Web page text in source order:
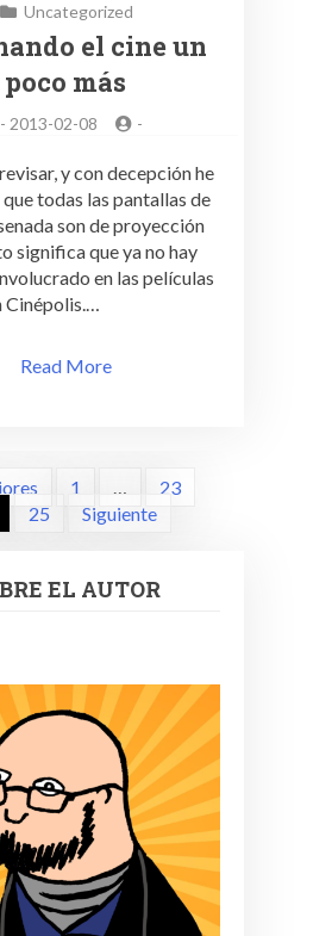
Uncategorized
el cine un
poco más
- 2013-02-08 -
y con decepción he
todas las pantallas de
son de proyección
significa que ya no hay
en las películas
Cinépolis.…
Read More
1 …
23
25 Siguiente
EL AUTOR